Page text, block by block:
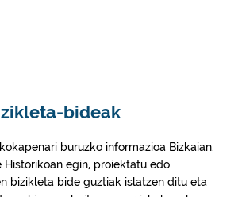
bideak
buruzko informazioa Bizkaian.
Historikoan egin, proiektatu edo
bizikleta bide guztiak islatzen ditu eta